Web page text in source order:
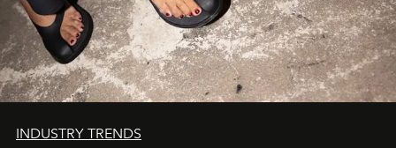
INDUSTRY TRENDS